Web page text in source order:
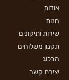
אודות
חנות
שירות ותיקונים
תקנון משלוחים
הבלוג
יצירת קשר